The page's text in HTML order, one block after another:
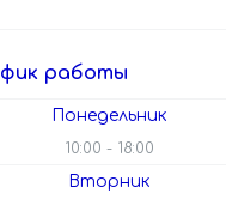
работы
Понедельник
10:00 18:00
Вторник